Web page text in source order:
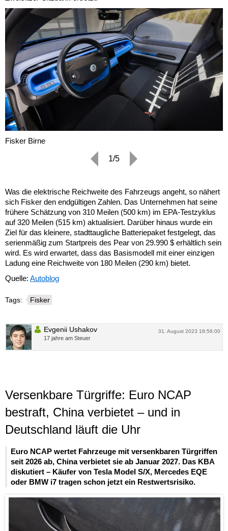
Fisker Birne
1/5
Was die elektrische Reichweite des Fahrzeugs angeht, so nähert
sich Fisker den endgültigen Zahlen. Das Unternehmen hat seine
frühere Schätzung von 310 Meilen (500 km) im EPA-Testzyklus
auf 320 Meilen (515 km) aktualisiert. Darüber hinaus wurde ein
Ziel für das kleinere, stadttaugliche Batteriepaket festgelegt, das
serienmäßig zum Startpreis des Pear von 29.990 $ erhältlich sein
wird. Es wird erwartet, dass das Basismodell mit einer einzigen
Ladung eine Reichweite von 180 Meilen (290 km) bietet.
Quelle: Autoblog
Tags: Fisker
31. August 2023 18:56:00
Evgenii Ushakov
17 jahre am Steuer
Versenkbare Türgriffe: Euro NCAP
bestraft, China verbietet – und in
Deutschland läuft die Uhr
Euro NCAP wertet Fahrzeuge mit versenkbaren Türgriffen
seit 2026 ab, China verbietet sie ab Januar 2027. Das KBA
diskutiert – Käufer von Tesla Model S/X, Mercedes EQE
oder BMW i7 tragen schon jetzt ein Restwertsrisiko.